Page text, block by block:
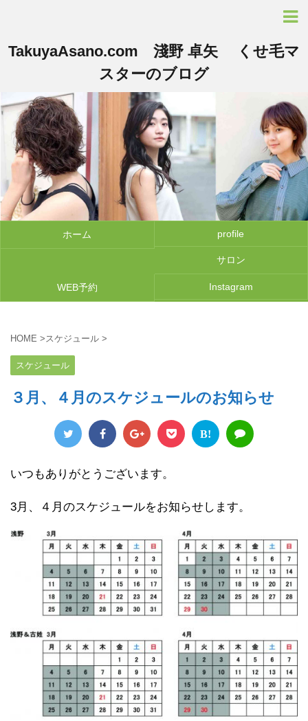
TakuyaAsano.com 淺野 卓矢 くせ毛マ
スターのブログ
ホーム profile
サロン
WEB予約 Instagram
HOME > スケジュール >
スケジュール
３月、４月のスケジュールのお知らせ
B!
いつもありがとうございます。
3月、４月のスケジュールをお知らせします。